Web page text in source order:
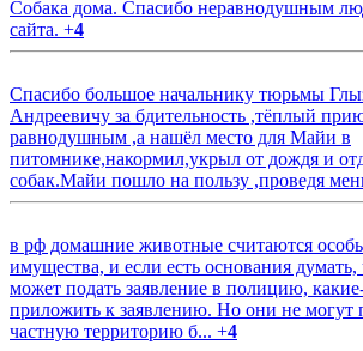
Собака дома. Спасибо неравнодушным
сайта. +4
Спасибо большое начальнику тюрьмы
Андреевичу за бдительность ,тёплый
равнодушным ,а нашёл место для Майи в
питомнике,накормил,укрыл от дождя и
собак.Майи пошло на пользу ,проведя
в рф домашние животные считаются
имущества, и если есть основания
может подать заявление в полицию, какие-
приложить к заявлению. Но они не могут
частную территорию б... +4